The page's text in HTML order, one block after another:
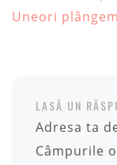
Uneori
LASĂ UN
Adresa ta
Câmpurile